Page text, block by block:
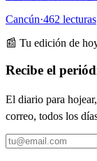
Cancún·462 lecturas
📰 Tu edición de
Recibe el
El diario para
correo, todos los